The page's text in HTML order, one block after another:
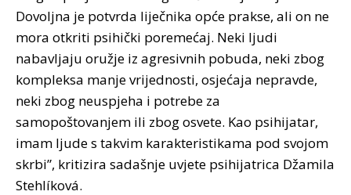
Dovoljna je potvrda liječnika opće prakse, ali on ne
mora otkriti psihički poremećaj. Neki ljudi
nabavljaju oružje iz agresivnih pobuda, neki zbog
kompleksa manje vrijednosti, osjećaja nepravde,
neki zbog neuspjeha i potrebe za
samopoštovanjem ili zbog osvete. Kao psihijatar,
imam ljude s takvim karakteristikama pod svojom
skrbi”, kritizira sadašnje uvjete psihijatrica Džamila
Stehlíková.